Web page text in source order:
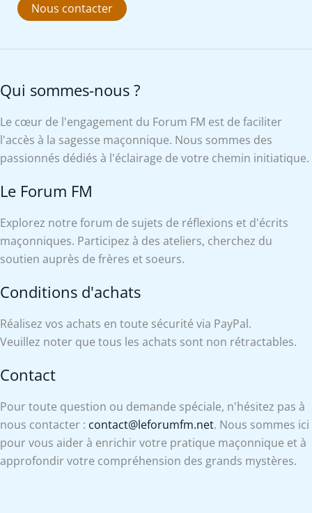
Nous contacter
Qui sommes-nous ?
Le cœur de l'engagement du Forum FM est de faciliter
l'accès à la sagesse maçonnique. Nous sommes des
passionnés dédiés à l'éclairage de votre chemin initiatique.
Le Forum FM
Explorez notre forum de sujets de réflexions et d'écrits
maçonniques. Participez à des ateliers, cherchez du
soutien auprès de frères et soeurs.
Conditions d'achats
Réalisez vos achats en toute sécurité via PayPal.
Veuillez noter que tous les achats sont non rétractables.
Contact
Pour toute question ou demande spéciale, n'hésitez pas à
nous contacter : contact@leforumfm.net. Nous sommes ici
pour vous aider à enrichir votre pratique maçonnique et à
approfondir votre compréhension des grands mystères.